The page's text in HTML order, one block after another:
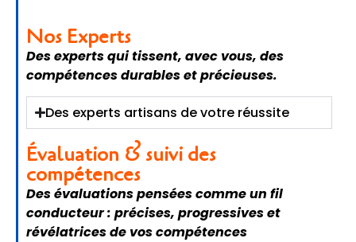
Nos Experts
Des experts qui tissent, avec vous, des
compétences durables et précieuses.
Des experts artisans de votre réussite
Évaluation & suivi des
compétences
Des évaluations pensées comme un fil
conducteur : précises, progressives et
révélatrices de vos compétences